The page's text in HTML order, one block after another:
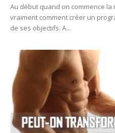
Au début quand on commence
vraiment comment créer un
de ses objectifs. A...